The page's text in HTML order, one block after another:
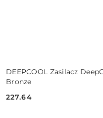
DEEPCOOL Zasilacz
Bronze
Cena:
227.64